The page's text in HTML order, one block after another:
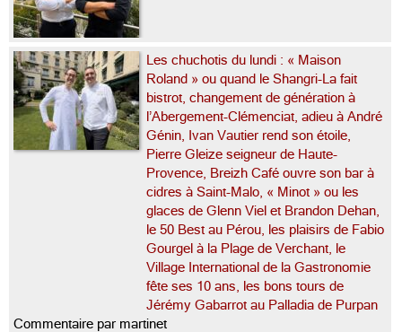
Les chuchotis du lundi : « Maison
Roland » ou quand le Shangri-La fait
bistrot, changement de génération à
l’Abergement-Clémenciat, adieu à André
Génin, Ivan Vautier rend son étoile,
Pierre Gleize seigneur de Haute-
Provence, Breizh Café ouvre son bar à
cidres à Saint-Malo, « Minot » ou les
glaces de Glenn Viel et Brandon Dehan,
le 50 Best au Pérou, les plaisirs de Fabio
Gourgel à la Plage de Verchant, le
Village International de la Gastronomie
fête ses 10 ans, les bons tours de
Jérémy Gabarrot au Palladia de Purpan
Commentaire par martinet